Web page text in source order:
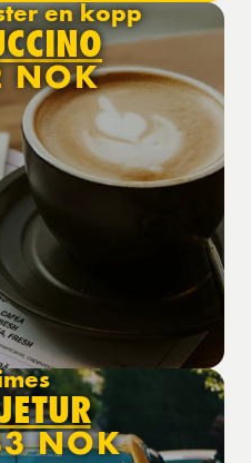
en kopp
NOK
NOK